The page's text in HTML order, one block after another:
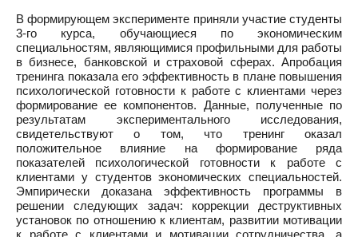
В формирующем эксперименте приняли участие студенты
3-го курса, обучающиеся по экономическим
специальностям, являющимися профильными для работы
в бизнесе, банковской и страховой сферах. Апробация
тренинга показала его эффективность в плане повышения
психологической готовности к работе с клиентами через
формирование ее компонентов. Данные, полученные по
результатам экспериментального исследования,
свидетельствуют о том, что тренинг оказал
положительное влияние на формирование ряда
показателей психологической готовности к работе с
клиентами у студентов экономических специальностей.
Эмпирически доказана эффективность программы в
решении следующих задач: коррекции деструктивных
установок по отношению к клиентам, развитии мотивации
к работе с клиентами и мотивации сотрудничества, а